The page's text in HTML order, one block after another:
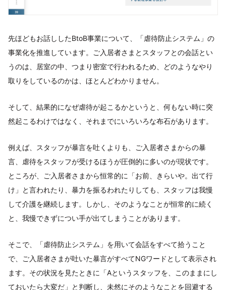
先ほどもお話ししたBtoB事業について、「虐待防止システム」の
事業化を推進しています。ご入居者さまとスタッフとの会話とい
うのは、居室の中、つまり密室で行われるため、どのようなやり
取りをしているのかは、ほとんどわかりません。
そして、結果的になぜ虐待が起こるかというと、何もない時に突
然起こるわけではなく、それまでにいろいろな布石があります。
例えば、スタッフが暴言を吐くよりも、ご入居者さまからの暴
言、虐待をスタッフが受けるほうが圧倒的に多いのが現状です。
ところが、ご入居者さまから恒常的に「お前、きらいや。出て行
け」と言われたり、暴力を振るわれたりしても、スタッフは我慢
して介護を継続します。しかし、そのようなことが恒常的に続く
と、我慢できずについ手が出てしまうことがあります。
そこで、「虐待防止システム」を用いて会話をすべて拾うこと
で、ご入居者さまが吐いた暴言がすべてNGワードとして表示され
ます。その状況を見たときに「Aというスタッフを、このままにし
ておいたら大変だ」と判断し、未然にそのようなことを回避する